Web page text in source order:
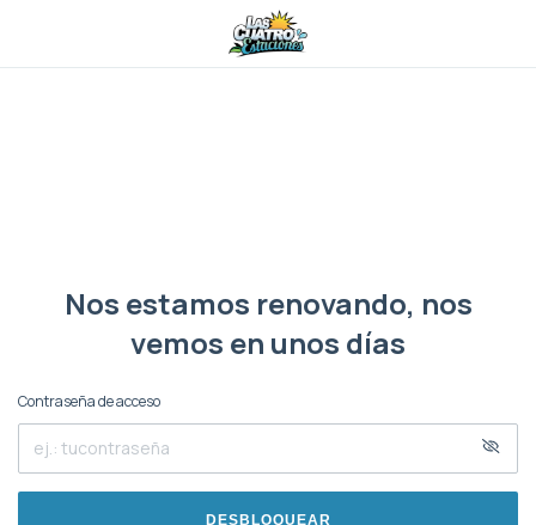
Nos estamos renovando, nos
vemos en unos días
Contraseña de acceso
DESBLOQUEAR